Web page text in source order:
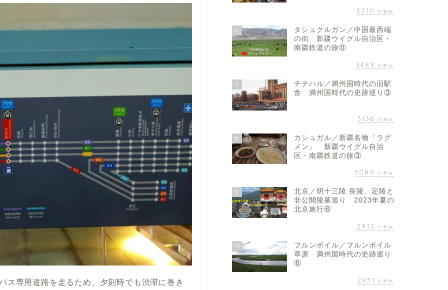
ス専用道路を走るため、夕刻時でも渋滞に巻き
3710 view
6
タシュクルガン／中国最西端
の街 新疆ウイグル自治区・
南疆鉄道の旅⑪
3489 view
7
チチハル／満州国時代の旧駅
舎 満州国時代の史跡巡り③
3138 view
8
カシュガル／新疆名物「ラグ
メン」 新疆ウイグル自治
区・南疆鉄道の旅③
3080 view
9
北京／明十三陵 長陵、定陵と
非公開陵墓巡り 2023年夏の
北京旅行⑥
2912 view
10
フルンボイル／フルンボイル
草原 満州国時代の史跡巡り
⑥
2831 view